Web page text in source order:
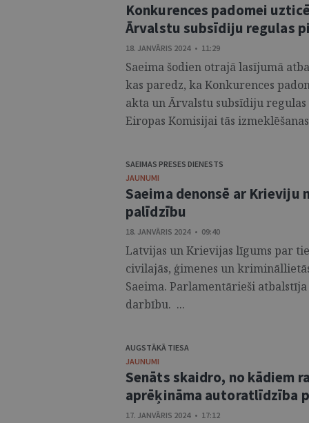
Konkurences padomei
Ārvalstu subsīdiju regulas
18. JANVĀRIS 2024 • 11:29
Saeima šodien otrajā lasījumā
kas paredz, ka Konkurences
akta un Ārvalstu subsīdiju
Eiropas Komisijai tās
SAEIMAS PRESES DIENESTS
JAUNUMI
Saeima denonsē ar
palīdzību
18. JANVĀRIS 2024 • 09:40
Latvijas un Krievijas līgums par
civilajās, ģimenes un
Saeima. Parlamentārieši
darbību. ...
AUGSTĀKĀ TIESA
JAUNUMI
Senāts skaidro, no kādiem
aprēķināma autoratlīdzība
17. JANVĀRIS 2024 • 17:12